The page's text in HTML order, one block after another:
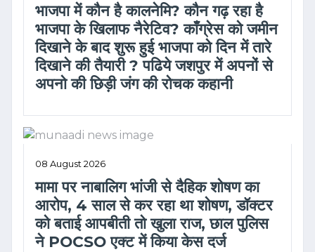
भाजपा में कौन है कालनेमि? कौन गढ़ रहा है
भाजपा के खिलाफ नैरेटिव? काँग्रेस को जमीन
दिखाने के बाद शुरू हुई भाजपा को दिन में तारे
दिखाने की तैयारी ? पढिये जशपुर में अपनों से
अपनो की छिड़ी जंग की रोचक कहानी
08 August 2026
मामा पर नाबालिग भांजी से दैहिक शोषण का
आरोप, 4 साल से कर रहा था शोषण, डॉक्टर
को बताई आपबीती तो खुला राज, छाल पुलिस
ने POCSO एक्ट में किया केस दर्ज